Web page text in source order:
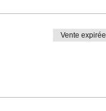
Vente expirée